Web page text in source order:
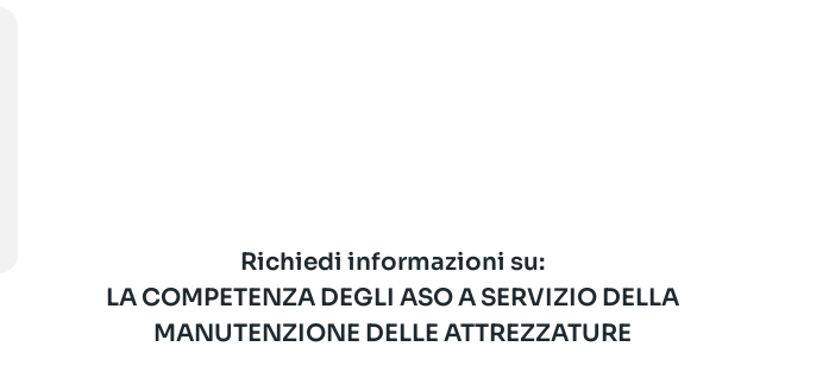
Richiedi informazioni su:
LA COMPETENZA DEGLI ASO A SERVIZIO DELLA
MANUTENZIONE DELLE ATTREZZATURE